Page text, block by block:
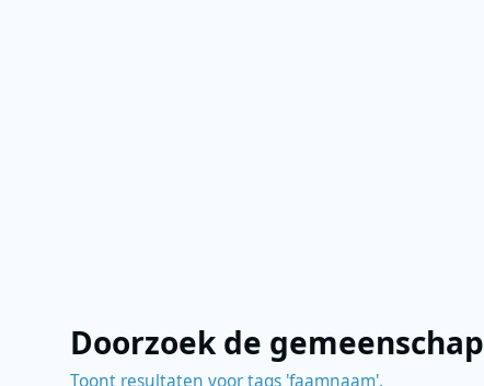
Doorzoek de gemeenschap
Toont resultaten voor tags 'faamnaam'.